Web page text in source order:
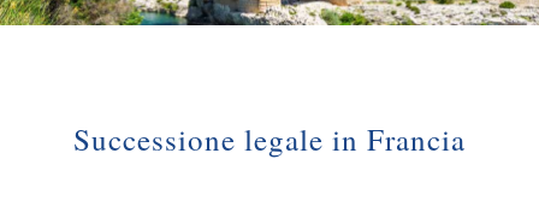
Successione legale in Francia